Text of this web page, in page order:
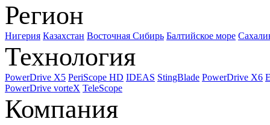
Регион
Нигерия Казахстан Восточная Сибирь Балтийское море
Технология
PowerDrive X5 PeriScope HD IDEAS StingBlade PowerDrive X6
PowerDrive vorteX TeleScope
Компания